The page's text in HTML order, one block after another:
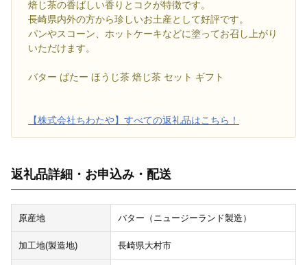
焙じ茶の香ばしい香りとコクが特徴です。
長崎県内外の方から珍しいお土産として好評です。
パンやスコーン、ホットケーキなどに塗ってお召し上がり
いただけます。
バター ばたー ほうじ茶 焙じ茶 セット ギフト
【株式会社ちわたや】すべての返礼品はこちら！
返礼品詳細・お申込み・配送
原産地 バター（ニュージーランド製造）
加工地(製造地) 長崎県大村市